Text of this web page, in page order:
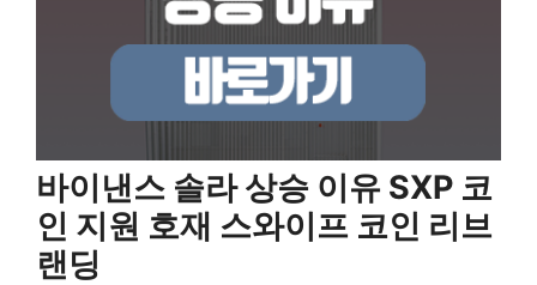
바이낸스 솔라 상승 이유 SXP 코
인 지원 호재 스와이프 코인 리브
랜딩